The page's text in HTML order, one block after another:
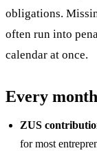
obligations.
often run into
calendar at once.
Every
ZUS
for most